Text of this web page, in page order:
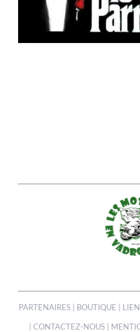
PARTENAIRES BOUTIQUE
CONTACTEZ-NOUS|